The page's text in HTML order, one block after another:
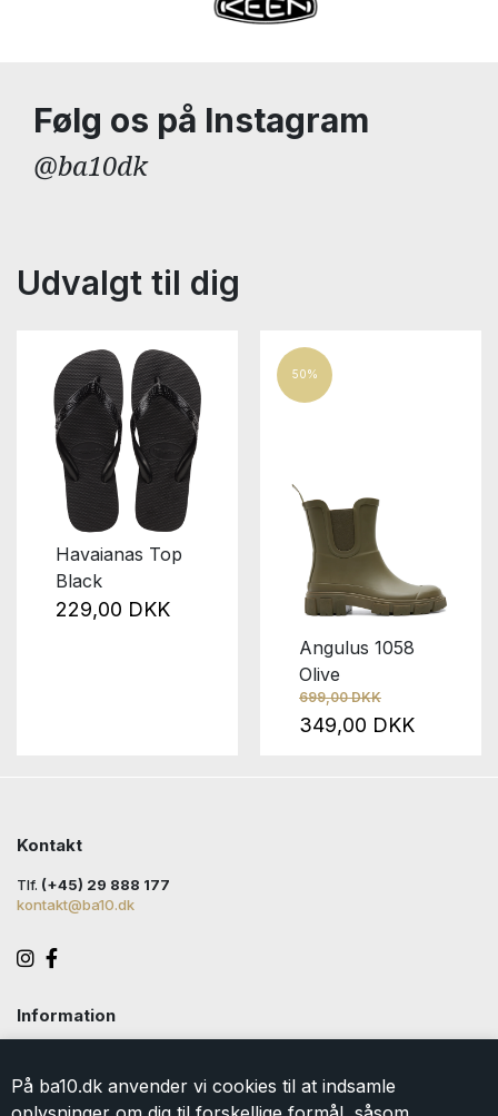
På ba10.dk anvender vi cookies til at indsamle
Følg os på Instagram
@ba10dk
Udvalgt til dig
Havaianas Top
Black
229,00 DKK
50%
Angulus 1058
Olive
699,00 DKK
349,00 DKK
Kontakt
Tlf. (+45) 29 888 177
kontakt@ba10.dk
Information
Levering
Returlabel